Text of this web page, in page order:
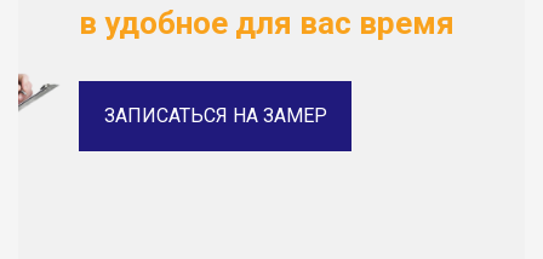
в удобное для вас время
ЗАПИСАТЬСЯ НА ЗАМЕР